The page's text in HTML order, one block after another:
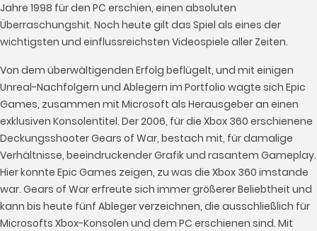
Jahre 1998 für den PC erschien, einen absoluten
Überraschungshit. Noch heute gilt das Spiel als eines der
wichtigsten und einflussreichsten Videospiele aller Zeiten.
Von dem überwältigenden Erfolg beflügelt, und mit einigen
Unreal-Nachfolgern und Ablegern im Portfolio wagte sich Epic
Games, zusammen mit Microsoft als Herausgeber an einen
exklusiven Konsolentitel. Der 2006, für die Xbox 360 erschienene
Deckungsshooter Gears of War, bestach mit, für damalige
Verhältnisse, beeindruckender Grafik und rasantem Gameplay.
Hier konnte Epic Games zeigen, zu was die Xbox 360 imstande
war. Gears of War erfreute sich immer größerer Beliebtheit und
kann bis heute fünf Ableger verzeichnen, die ausschließlich für
Microsofts Xbox-Konsolen und dem PC erschienen sind. Mit